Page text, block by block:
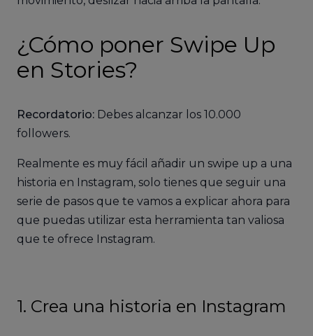
¿Cómo poner Swipe Up
en Stories?
Recordatorio: Debes alcanzar los 10.000
followers.
Realmente es muy fácil añadir un swipe up a una
historia en Instagram, solo tienes que seguir una
serie de pasos que te vamos a explicar ahora para
que puedas utilizar esta herramienta tan valiosa
que te ofrece Instagram.
1. Crea una historia en Instagram